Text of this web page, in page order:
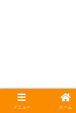
メニュー ホーム